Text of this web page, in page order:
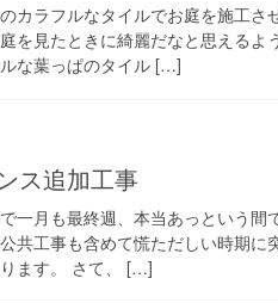
ラフルなタイルでお庭を施工さ
を見たときに綺麗だなと思えるよ
な葉っぱのタイル […]
ス追加工事
一月も最終週、本当あっという間
共工事も含めて慌ただしい時期に
ます。 さて、 […]